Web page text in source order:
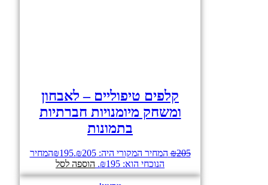
קלפים טיפוליים – לאבחון
ומשחק מיומנויות חברתיות
בתמונות
₪205 המחיר המקורי היה: ₪205. ₪195
המחיר
הנוכחי הוא: ₪195.
הוספה לסל